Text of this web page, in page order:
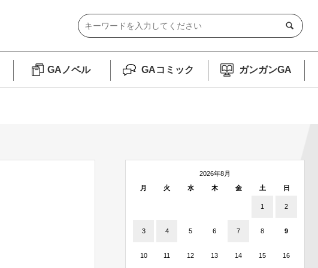
GAノベル GAコミック ガンガンGA
2026年8月
月
火 水 木 金 土 日
1 2
3 4 5 6 7 8 9
10 11 12 13 14 15 16